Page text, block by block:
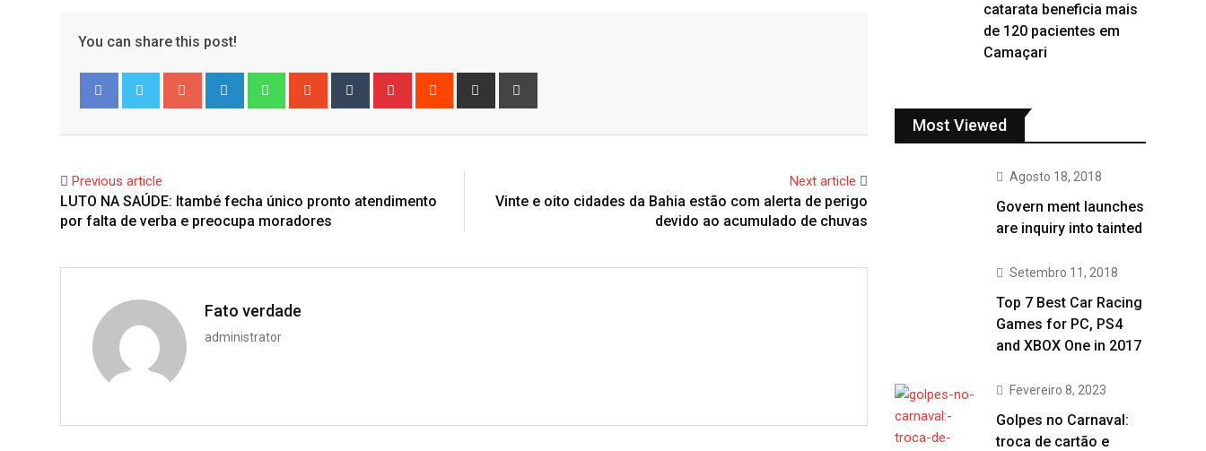
You can share this post!
Google+ LinkedIn WhatsappStumbleUpon
Tumblr Pinterest Reddit
Share
Previous article
LUTO NA SAÚDE: Itambé fecha único pronto atendimento
por falta de verba e preocupa moradores
Next article
Vinte e oito cidades da Bahia estão com alerta de perigo
devido ao acumulado de chuvas
Fato verdade
administrator
catarata beneficia mais
de 120 pacientes em
Camaçari
Most Viewed
Agosto 18, 2018
Govern ment launches
are inquiry into tainted
Setembro 11, 2018
Top 7 Best Car Racing
Games for PC, PS4
and XBOX One in 2017
Fevereiro 8, 2023
Golpes no Carnaval:
troca de cartão e